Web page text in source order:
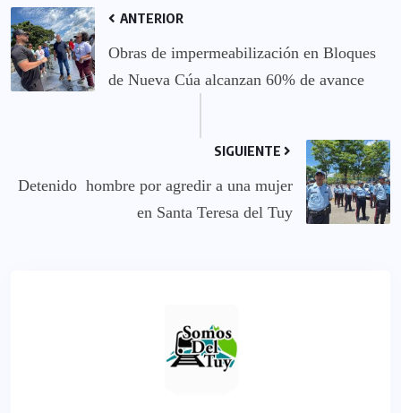
ANTERIOR
Obras de impermeabilización en Bloques
de Nueva Cúa alcanzan 60% de avance
SIGUIENTE
Detenido hombre por agredir a una mujer
en Santa Teresa del Tuy